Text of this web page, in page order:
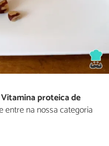
Vitamina proteica de
entre na nossa categoria